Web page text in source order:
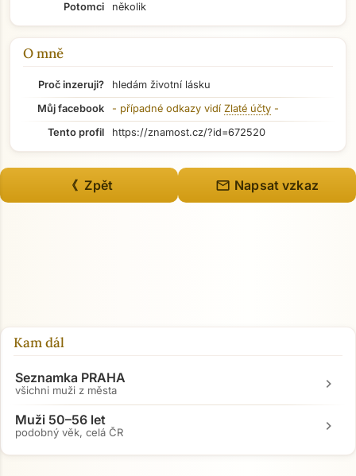
Přejít na hlavní obsah
Potomci
několik
O mně
Proč inzeruji?
hledám životní lásku
Můj facebook
- případné odkazy vidí Zlaté účty -
Tento profil
https://znamost.cz/?id=672520
《 Zpět mail Napsat vzkaz
Kam dál
Seznamka PRAHA
všichni muži z města chevron_right
Muži 50–56 let
podobný věk, celá ČR chevron_right